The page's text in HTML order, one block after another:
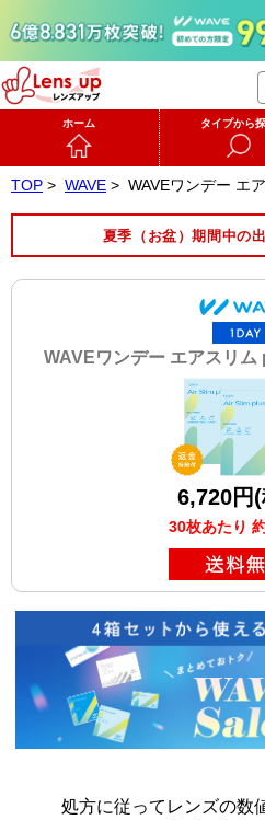
ホーム タイプから
TOP > WAVE > WAVEワンデー エ
夏季（お盆）期間中の
WAVEワンデー エアスリム
6,720円
30枚あたり
処方に従ってレンズの数